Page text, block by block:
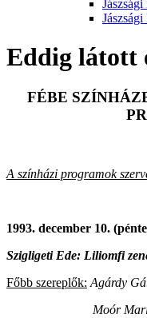
Eddig látott
FÉBE
A színházi programok
1993. december 10.
Szigligeti Ede: Liliomfi
Főbb szereplők: Agárdy
Moór Marianna,